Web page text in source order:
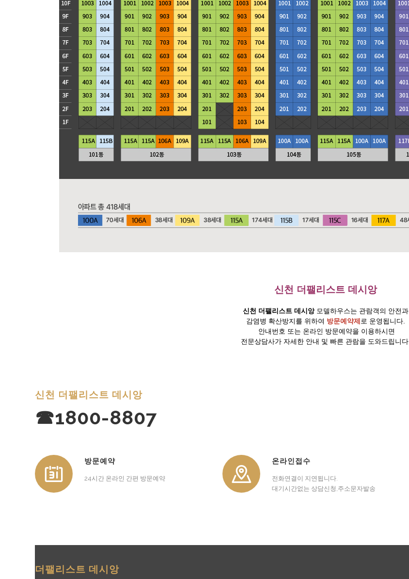
신천 더팰리스트 데시앙
신천 더팰리스트 데시앙 모델하우스는 관람객의 안전과
감염병 확산방지를 위하여 방문예약제 로 운영됩니다.
안내번호 또는 온라인 방문예약을 이용하시면
전문상담사가 자세한 안내 및 빠른 관람을 도와드립니다.
신천 더팰리스트 데시앙
☎1800-8807
방문예약
24시간 온라인 간편 방문예약
온라인접수
전화연결이 지연됩니다.
대기시간없는 상담신청,주소문자발송
더팰리스트 데시앙